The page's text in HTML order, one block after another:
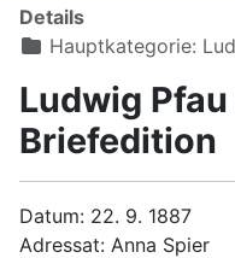
Details
Hauptkategorie:
Ludwig Pfau
Briefedition
Datum: 22. 9. 1887
Adressat: Anna Spier